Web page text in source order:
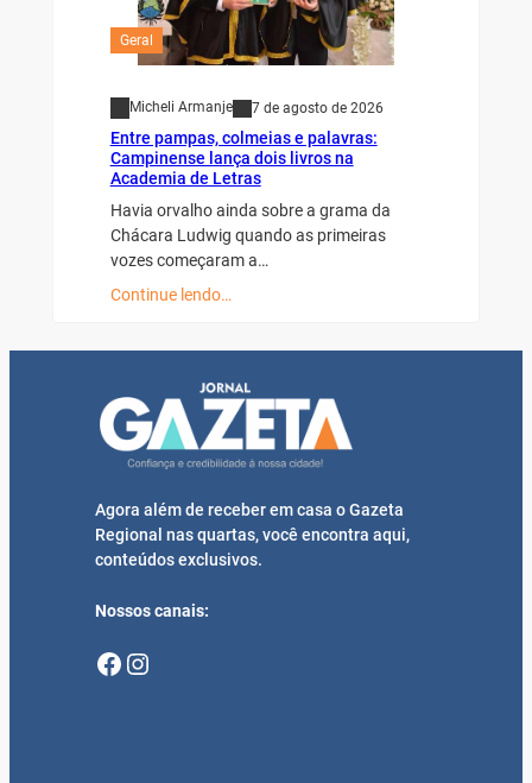
Geral
Micheli Armanje 7 de agosto de 2026
Entre pampas, colmeias e palavras:
Campinense lança dois livros na
Academia de Letras
Havia orvalho ainda sobre a grama da
Chácara Ludwig quando as primeiras
vozes começaram a…
Continue lendo…
Agora além de receber em casa o Gazeta
Regional nas quartas, você encontra aqui,
conteúdos exclusivos.
Nossos canais:
Facebook Instagram